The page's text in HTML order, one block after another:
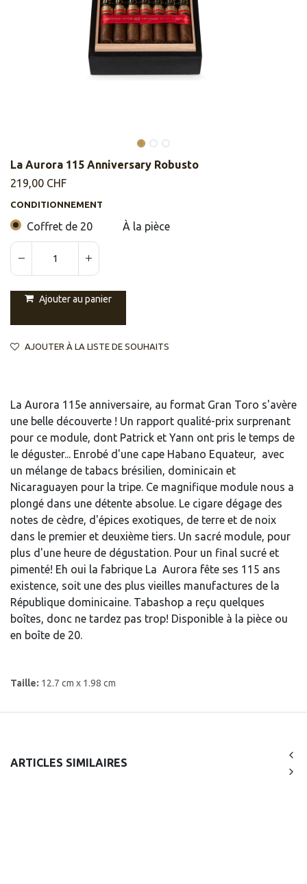
La Aurora 115 Anniversary Robusto
219,00 CHF
CONDITIONNEMENT
Coffret de 20 À la pièce
Ajouter au panier
AJOUTER À LA LISTE DE SOUHAITS
La Aurora 115e anniversaire, au format Gran Toro s'avère
une belle découverte ! Un rapport qualité-prix surprenant
pour ce module, dont Patrick et Yann ont pris le temps de
le déguster... Enrobé d'une cape Habano Equateur, avec
un mélange de tabacs brésilien, dominicain et
Nicaraguayen pour la tripe. Ce magnifique module nous a
plongé dans une détente absolue. Le cigare dégage des
notes de cèdre, d'épices exotiques, de terre et de noix
dans le premier et deuxième tiers. Un sacré module, pour
plus d'une heure de dégustation. Pour un final sucré et
pimenté! Eh oui la fabrique La Aurora fête ses 115 ans
existence, soit une des plus vieilles manufactures de la
République dominicaine. Tabashop a reçu quelques
boîtes, donc ne tardez pas trop! Disponible à la pièce ou
en boîte de 20.
Taille: 12.7 cm x 1.98 cm
ARTICLES SIMILAIRES